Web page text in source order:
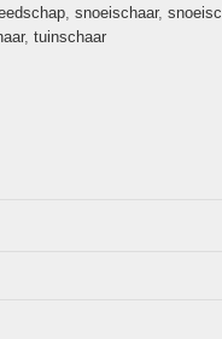
, snoeischaar,
, tuinschaar